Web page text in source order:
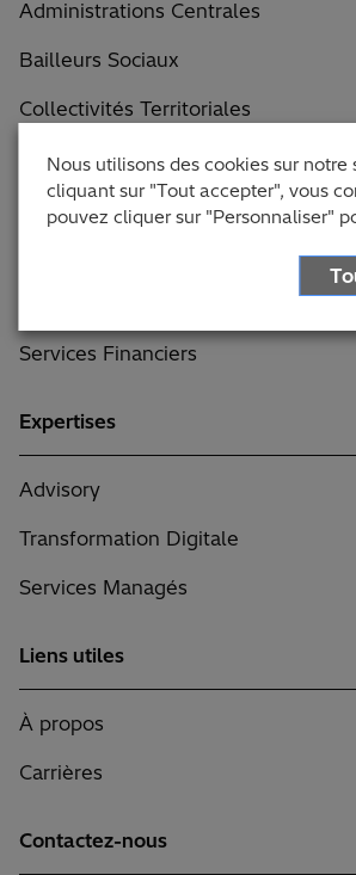
Administrations Centrales
Bailleurs Sociaux
Collectivités Territoriales
Construction
Entreprises de Services
Services Financiers
Expertises
Advisory
Transformation Digitale
Services Managés
Liens utiles
À propos
Carrières
Contactez-nous
Nous utilisons des cookies sur
cliquant sur "Tout accepter", vous
pouvez cliquer sur "Personnaliser"